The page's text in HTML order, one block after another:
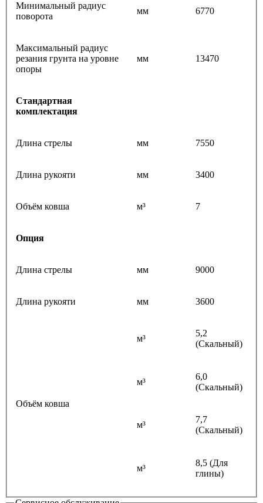
Минимальный радиус
поворота
мм 6770
Максимальный радиус
резания грунта на уровне
опоры
мм 13470
Стандартная
комплектация
Длина стрелы мм 7550
Длина рукояти мм 3400
Объём ковша м³ 7
Опция
Длина стрелы мм 9000
Длина рукояти мм 3600
Объём ковша
м³
5,2
(Скальный)
м³
6,0
(Скальный)
м³
7,7
(Скальный)
м³
8,5 (Для
глины)